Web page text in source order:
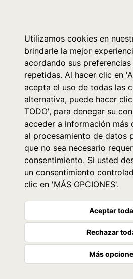
Utilizamos cookies en
brindarle la mejor
acordando sus
repetidas. Al hacer clic en
acepta el uso de todas las
alternativa, puede hacer clic
TODO', para denegar su
acceder a información más
al procesamiento de datos
que no sea necesario
consentimiento. Si usted
un consentimiento
clic en 'MÁS OPCIONES'.
Aceptar
Rechazar
Más